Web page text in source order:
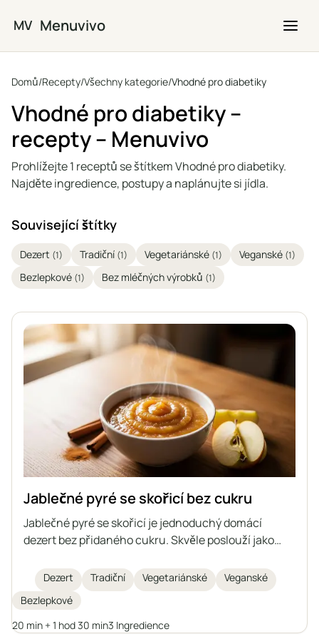
MV Menuvivo
Domů/Recepty/Všechny kategorie/Vhodné pro diabetiky
Vhodné pro diabetiky –
recepty – Menuvivo
Prohlížejte 1 receptů se štítkem Vhodné pro diabetiky.
Najděte ingredience, postupy a naplánujte si jídla.
Související štítky
Dezert (1) Tradiční (1) Vegetariánské (1) Veganské (1)
Bezlepkové (1) Bez mléčných výrobků (1)
Jablečné pyré se skořicí bez cukru
Jablečné pyré se skořicí je jednoduchý domácí
dezert bez přidaného cukru. Skvěle poslouží jako
ho připravit do zásoby a uchovávat delší dobu.
Dezert Tradiční Vegetariánské
Veganské
Bezlepkové
20 min + 1 hod 30 min3 Ingredience